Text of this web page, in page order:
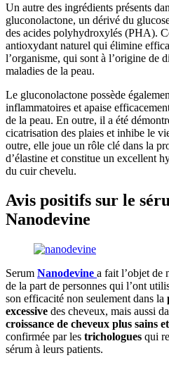
Un autre des ingrédients présents
gluconolactone, un dérivé du
des acides polyhydroxylés (PHA).
antioxydant naturel qui élimine
l’organisme, qui sont à l’origine de
maladies de la peau.
Le gluconolactone possède
inflammatoires et apaise
de la peau. En outre, il a été
cicatrisation des plaies et inhibe le
outre, elle joue un rôle clé dans la
d’élastine et constitue un excellent
du cuir chevelu.
Avis positifs sur le
Nanodevine
Serum Nanodevine a fait l’objet de
de la part de personnes qui l’ont
son efficacité non seulement dans la
excessive des cheveux, mais aussi
croissance de cheveux plus sains
confirmée par les trichologues qui
sérum à leurs patients.